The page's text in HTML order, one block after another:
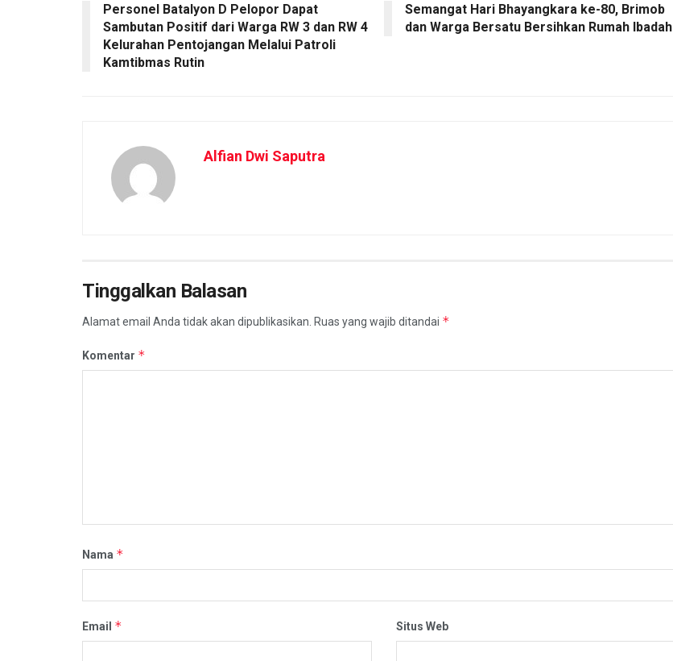
Personel Batalyon D Pelopor Dapat
Sambutan Positif dari Warga RW 3 dan RW 4
Kelurahan Pentojangan Melalui Patroli
Kamtibmas Rutin
Semangat Hari Bhayangkara ke-80, Brimob
dan Warga Bersatu Bersihkan Rumah Ibadah
Alfian Dwi Saputra
Tinggalkan Balasan
Alamat email Anda tidak akan dipublikasikan. Ruas yang wajib ditandai *
Komentar *
Nama *
Email * Situs Web